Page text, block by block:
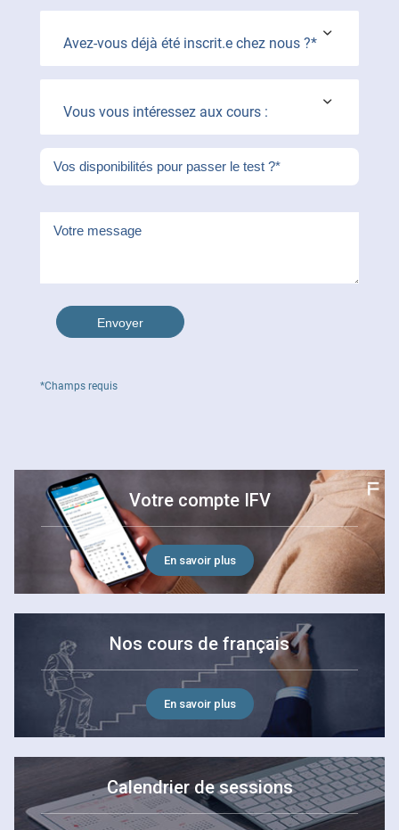
Avez-vous déjà été inscrit.e chez nous ?*
Vous vous intéressez aux cours :
*Champs requis
Votre compte IFV
En savoir plus
Nos cours de français
En savoir plus
Calendrier de sessions